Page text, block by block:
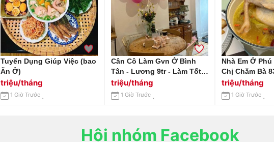
Tuyển Dụng Giúp Việc (bao
Ăn Ở)
triệu/tháng
1 Giờ Trước
Cân Cô Làm Gvn Ở Bình
Tân - Lương 9tr - Làm Tốt
Có Lên Thêm Lương
Thưởng
triệu/tháng
1 Giờ Trước
Nhà Em Ở
Chị Chăm Bà
triệu/tháng
1 Giờ Trước
Hội nhóm Facebook